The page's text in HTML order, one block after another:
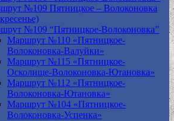
№109 Пятницкое – Волоконовка
№109 “Пятницкое-Волоконовка”
Маршрут №110 «Пятницкое-
Волоконовка-Валуйки»
Маршрут №115 «Пятницкое-
Осколище-Волоконовка-Ютановка»
Маршрут №112 «Пятницкое-
Волоконовка-Ютановка»
Маршрут №104 «Пятницкое-
Волоконовка-Успенка»